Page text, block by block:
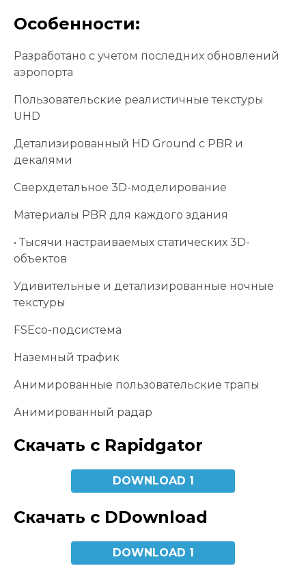
Особенности:
Разработано с учетом последних обновлений
аэропорта
Пользовательские реалистичные текстуры
UHD
Детализированный HD Ground с PBR и
декалями
Сверхдетальное 3D-моделирование
Материалы PBR для каждого здания
• Тысячи настраиваемых статических 3D-
объектов
Удивительные и детализированные ночные
текстуры
FSEco-подсистема
Наземный трафик
Анимированные пользовательские трапы
Анимированный радар
Скачать с Rapidgator
DOWNLOAD 1
Скачать с DDownload
DOWNLOAD 1